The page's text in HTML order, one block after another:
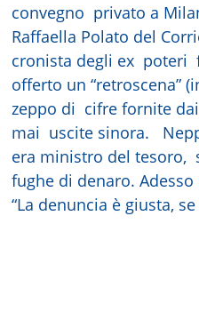
convegno privato a
Raffaella Polato del
cronista degli ex poteri
offerto un “retroscena”
zeppo di cifre fornite
mai uscite sinora.
era ministro del tesoro,
fughe di denaro. Adesso
“La denuncia è giusta,